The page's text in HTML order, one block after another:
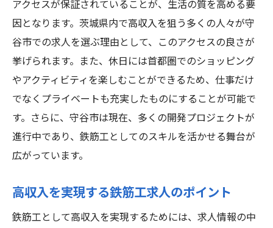
キャリアパスと年収の関係性
茨城県守谷市の鉄筋工求人が注目される理由と
年収の魅力
守谷市の経済発展と求人需要
鉄筋工のスキルが求められる理由
高収入を支える地域の建設プロジェクト
守谷市の求人市場の動向
未来を見据えた鉄筋工の求人数
守谷市で高収入を実現！鉄筋工求人が選ばれる
アクセスが保証されていることが、生活の質を高める要
因となります。茨城県内で高収入を狙う多くの人々が守
谷市での求人を選ぶ理由として、このアクセスの良さが
挙げられます。また、休日には首都圏でのショッピング
やアクティビティを楽しむことができるため、仕事だけ
でなくプライベートも充実したものにすることが可能で
す。さらに、守谷市は現在、多くの開発プロジェクトが
進行中であり、鉄筋工としてのスキルを活かせる舞台が
広がっています。
高収入を実現する鉄筋工求人のポイント
鉄筋工として高収入を実現するためには、求人情報の中